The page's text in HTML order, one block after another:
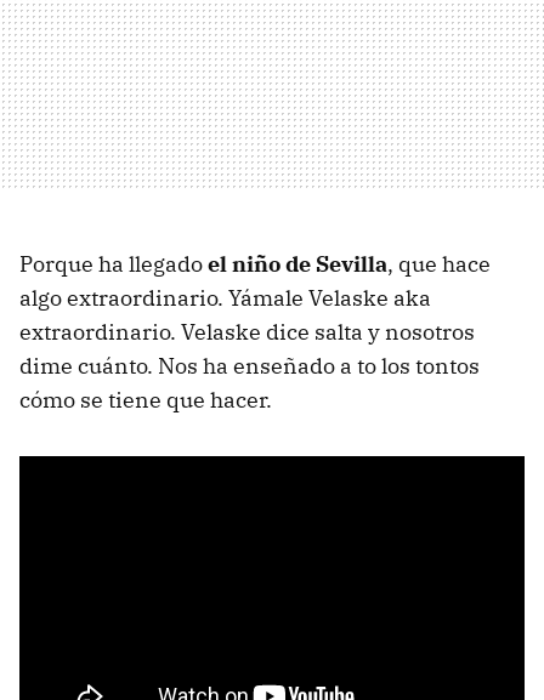
Porque ha llegadoel niño de Sevilla, que hace
algo extraordinario. Yámale Velaske aka
extraordinario. Velaske dice salta y nosotros
dime cuánto. Nos ha enseñado a to los tontos
cómo se tiene que hacer.